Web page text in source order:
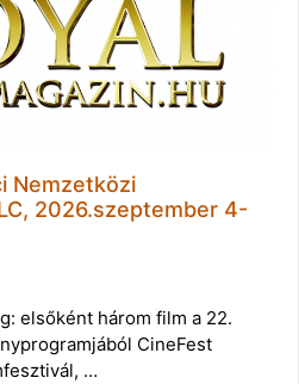
Nemzetközi
2026.szeptember 4-
elsőként három film a 22.
CineFest
…